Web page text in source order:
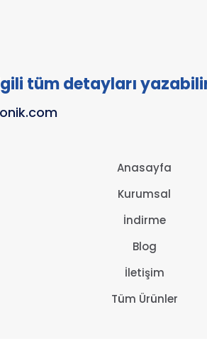
tüm detayları
Anasayfa
Kurumsal
İndirme
Blog
İletişim
Tüm Ürünler